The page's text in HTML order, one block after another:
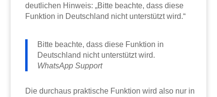
deutlichen Hinweis: „Bitte beachte, dass diese
Funktion in Deutschland nicht unterstützt wird.“
Bitte beachte, dass diese Funktion in
Deutschland nicht unterstützt wird.
WhatsApp Support
Die durchaus praktische Funktion wird also nur in